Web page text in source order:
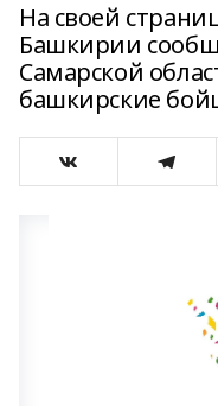
На своей
Башкирии
Самарской
башкирские